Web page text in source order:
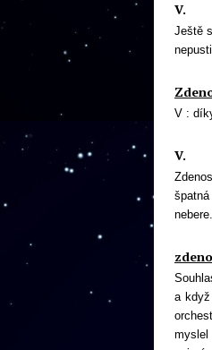
V.
Ještě
V :
V.
a